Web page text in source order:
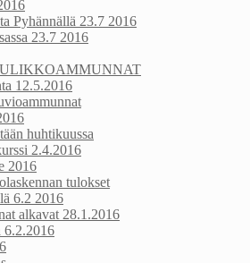
Pyhännällä 23.7 2016
23.7 2016
12.5.2016
huhtikuussa
2.4.2016
2016
tulokset
6.2 2016
alkavat 28.1.2016
6.2.2016